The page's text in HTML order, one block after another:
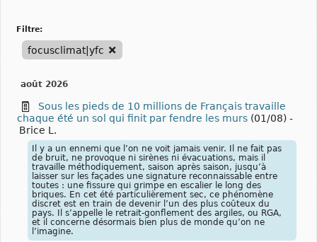
filtre:
focusclimat|yfc
août 2026
Sous les pieds de 10 millions de Français travaille
chaque été un sol qui finit par fendre les murs (01/08) -
Brice L.
Il y a un ennemi que l’on ne voit jamais venir. Il ne fait pas
de bruit, ne provoque ni sirènes ni évacuations, mais il
travaille méthodiquement, saison après saison, jusqu’à
laisser sur les façades une signature reconnaissable entre
toutes : une fissure qui grimpe en escalier le long des
briques. En cet été particulièrement sec, ce phénomène
discret est en train de devenir l’un des plus coûteux du
pays. Il s’appelle le retrait-gonflement des argiles, ou RGA,
et il concerne désormais bien plus de monde qu’on ne
l’imagine.